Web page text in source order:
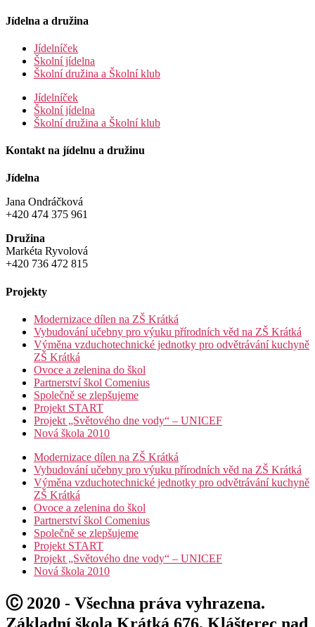
Jídelna a družina
Jídelníček
Školní jídelna
Školní družina a Školní klub
Jídelníček
Školní jídelna
Školní družina a Školní klub
Kontakt na jídelnu a družinu
Jídelna
Jana Ondráčková
+420 474 375 961
Družina
Markéta Ryvolová
+420 736 472 815
Projekty
Modernizace dílen na ZŠ Krátká
Vybudování učebny pro výuku přírodních věd na ZŠ Krátká
Výměna vzduchotechnické jednotky pro odvětrávání kuchyně
ZŠ Krátká
Ovoce a zelenina do škol
Partnerství škol Comenius
Společně se zlepšujeme
Projekt START
Projekt „Světového dne vody“ – UNICEF
Nová škola 2010
Modernizace dílen na ZŠ Krátká
Vybudování učebny pro výuku přírodních věd na ZŠ Krátká
Výměna vzduchotechnické jednotky pro odvětrávání kuchyně
ZŠ Krátká
Ovoce a zelenina do škol
Partnerství škol Comenius
Společně se zlepšujeme
Projekt START
Projekt „Světového dne vody“ – UNICEF
Nová škola 2010
Ⓒ 2020 - Všechna práva vyhrazena.
Základní škola Krátká 676, Klášterec nad